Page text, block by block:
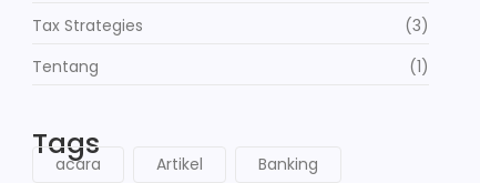
Tax Strategies
(3)
Tentang
(1)
Tags
acara Artikel Banking